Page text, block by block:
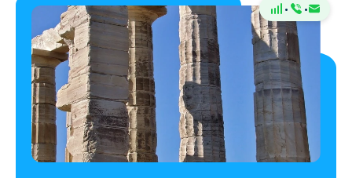
· ·